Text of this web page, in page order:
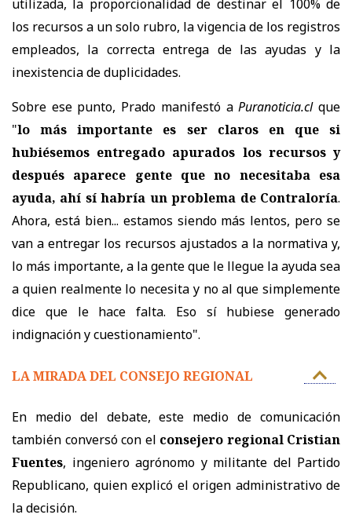
utilizada, la proporcionalidad de destinar el 100% de
los recursos a un solo rubro, la vigencia de los registros
empleados, la correcta entrega de las ayudas y la
inexistencia de duplicidades.
Sobre ese punto, Prado manifestó aPuranoticia.clque
"lo más importante es ser claros en que si
hubiésemos entregado apurados los recursos y
después aparece gente que no necesitaba esa
ayuda, ahí sí habría un problema de Contraloría.
Ahora, está bien... estamos siendo más lentos, pero se
van a entregar los recursos ajustados a la normativa y,
lo más importante, a la gente que le llegue la ayuda sea
a quien realmente lo necesita y no al que simplemente
dice que le hace falta. Eso sí hubiese generado
indignación y cuestionamiento".
LA MIRADA DEL CONSEJO REGIONAL
En medio del debate, este medio de comunicación
también conversó con el consejero regional Cristian
Fuentes, ingeniero agrónomo y militante del Partido
Republicano, quien explicó el origen administrativo de
la decisión.